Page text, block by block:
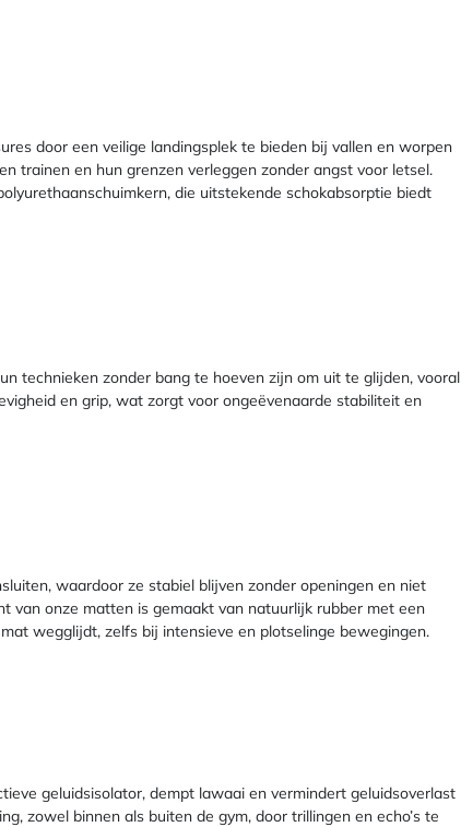
door een veilige landingsplek te bieden bij vallen en worpen
trainen en hun grenzen verleggen zonder angst voor letsel.
die uitstekende schokabsorptie biedt
technieken zonder bang te hoeven zijn om uit te glijden, vooral
en grip, wat zorgt voor ongeëvenaarde stabiliteit en
waardoor ze stabiel blijven zonder openingen en niet
van onze matten is gemaakt van natuurlijk rubber met een
wegglijdt, zelfs bij intensieve en plotselinge bewegingen.
geluidsisolator, dempt lawaai en vermindert geluidsoverlast
zowel binnen als buiten de gym, door trillingen en echo’s te